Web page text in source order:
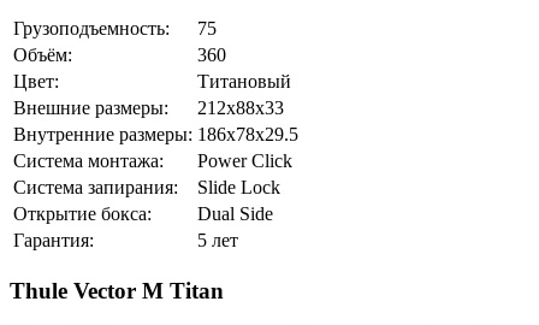
Грузоподъемность:
75
Объём:
360
Цвет:
Титановый
Внешние размеры:
212x88x33
Внутренние размеры: 186x78x29.5
Система монтажа:
Power Click
Система запирания:
Slide Lock
Открытие бокса:
Dual Side
Гарантия:
5 лет
Thule Vector M Titan